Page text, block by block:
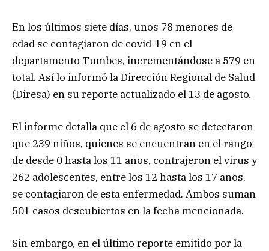
En los últimos siete días, unos 78 menores de
edad se contagiaron de covid-19 en el
departamento Tumbes, incrementándose a 579 en
total. Así lo informó la Dirección Regional de Salud
(Diresa) en su reporte actualizado el 13 de agosto.
El informe detalla que el 6 de agosto se detectaron
que 239 niños, quienes se encuentran en el rango
de desde 0 hasta los 11 años, contrajeron el virus y
262 adolescentes, entre los 12 hasta los 17 años,
se contagiaron de esta enfermedad. Ambos suman
501 casos descubiertos en la fecha mencionada.
Sin embargo, en el último reporte emitido por la